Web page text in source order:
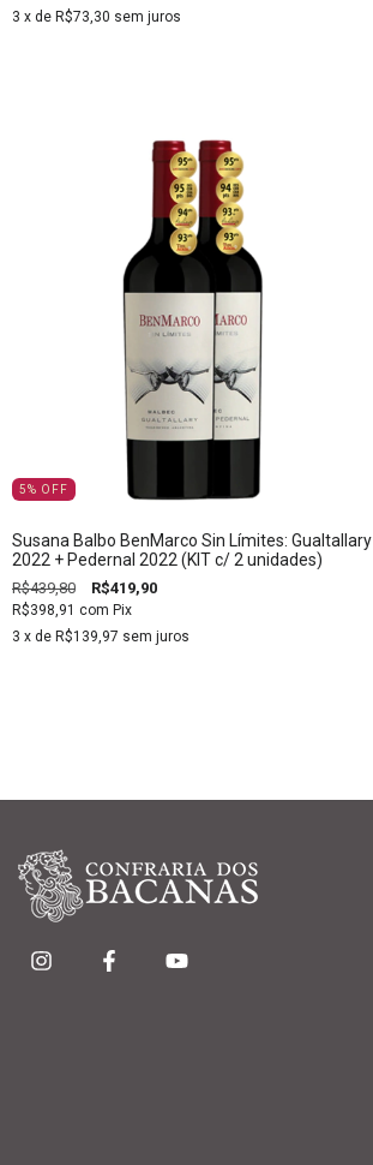
3 x de R$73,30 sem juros
5% OFF
Susana Balbo BenMarco Sin Límites: Gualtallary
2022 + Pedernal 2022 (KIT c/ 2 unidades)
R$439,80 R$419,90
R$398,91 com Pix
3 x de R$139,97 sem juros